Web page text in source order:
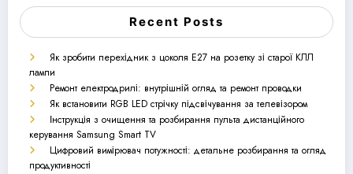
Recent Posts
Як зробити перехідник з цоколя E27 на розетку зі старої КЛЛ
лампи
Ремонт електродрилі: внутрішній огляд та ремонт проводки
Як встановити RGB LED стрічку підсвічування за телевізором
Інструкція з очищення та розбирання пульта дистанційного
керування Samsung Smart TV
Цифровий вимірювач потужності: детальне розбирання та огляд
продуктивності